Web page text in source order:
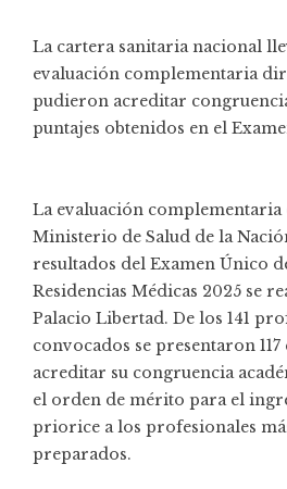
La cartera sanitaria nacional
evaluación complementaria
pudieron acreditar
puntajes obtenidos en el
La evaluación
Ministerio de Salud de la
resultados del Examen Único
Residencias Médicas 2025 se
Palacio Libertad. De los 141
convocados se presentaron
acreditar su congruencia
el orden de mérito para el
priorice a los profesionales
preparados.